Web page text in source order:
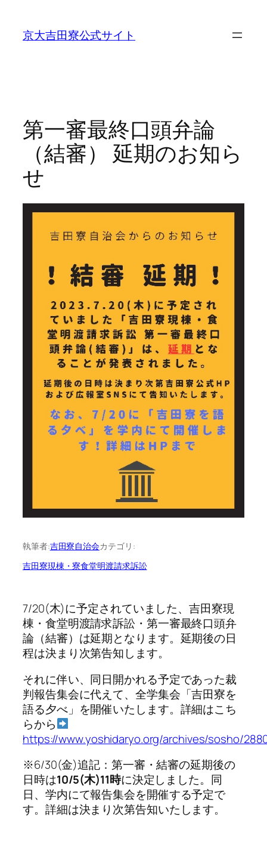
京大吉田寮公式サイト
第一審最終口頭弁論
（結審） 延期のお知ら
せ
執筆者:吉田寮自治会カテゴリ:
吉田寮現棟・寮食堂明渡請求訴訟
7/20(木)に予定されていました、吉田寮現
棟・食堂明渡請求訴訟・第一審最終口頭弁
論（結審）は延期となります。延期後の日
程は決まり次第告知します。
それに伴い、同日開かれる予定であった裁
判報告集会に代えて、全学集会「吉田寮を
語る夕べ」を開催いたします。詳細はこち
らから
https://www.yoshidaryo.org/archives/sosho/
※6/30(金)追記：第一審・結審の延期後の
日時は10/5(木)11時に決定しました。同
日、学内にて報告集会を開催する予定で
す。詳細は決まり次第告知いたします。